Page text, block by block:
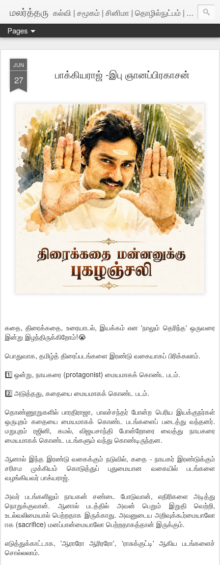
மலர்த்தரு கல்வி | சமூகம் | சினிமா | தொழில்நுட்பம் | அறிவியல்
Pages
JUN
27 பாக்கியராஜ் -இபு ஞானப்பிரகாசன்
கதை, திரைக்கதை, உரையாடல், இயக்கம் என 'நாலும் தெரிந்த' ஒருவரை
இன்று இழந்திருக்கிறோம்!😭
பொதுவாக, தமிழ்த் திரைப்படங்களை இரண்டு வகையாகப் பிரிக்கலாம்.
1️⃣ ஒன்று, நாயகரை (protagonist) மையமாகக் கொண்ட படம்.
2️⃣ அடுத்தது, கதையை மையமாகக் கொண்ட படம்.
தொண்ணூறுகளில் பாரதிராஜா, பாலச்சந்தர் போன்ற பெரிய இயக்குநர்கள்
ஒருபுறம் கதையை மையமாகக் கொண்ட படங்களைப் படைத்து வந்தனர்.
மறுபுறம் ரஜினி, கமல், விஜயசாந்தி போன்றோரை வைத்து நாயகரை
மையமாகக் கொண்ட படங்களும் வந்து கொண்டிருந்தன.
ஆனால் இந்த இரண்டு வகைக்கும் நடுவில், கதை - நாயகர் இரண்டுக்கும்
சரிசம முக்கியம் கொடுத்துப் புதுமையான வகையில் படங்களை
வழங்கியவர் பாக்யராஜ்.
அவர் படங்களிலும் நாயகன் சண்டை போடுவான், எதிரிகளை அடித்து
நொறுக்குவான். ஆனால் படத்தில் அவன் பெறும் இறுதி வெற்றி,
உடல்வலிமையால் பெற்றதாக இருக்காது. அவனுடைய அறிவுக்கூர்மையாலோ
ஈக (sacrifice) மனப்பான்மையாலோ பெற்றதாகத்தான் இருக்கும்.
எடுத்துக்காட்டாக, 'ஆராரோ ஆரிரரோ', 'ராசுக்குட்டி' ஆகிய படங்களைச்
சொல்லலாம்.